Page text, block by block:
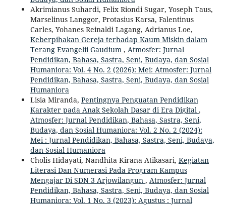
Akrimianus Suhardi, Felix Riondi Sugar, Yoseph Taus,
Marselinus Langgor, Protasius Karsa, Falentinus
Carles, Yohanes Reinaldi Lagang, Adrianus Loe,
Keberpihakan Gereja terhadap Kaum Miskin dalam
Terang Evangelii Gaudium , Atmosfer: Jurnal
Pendidikan, Bahasa, Sastra, Seni, Budaya, dan Sosial
Humaniora: Vol. 4 No. 2 (2026): Mei: Atmosfer: Jurnal
Pendidikan, Bahasa, Sastra, Seni, Budaya, dan Sosial
Humaniora
Lisia Miranda, Pentingnya Penguatan Pendidikan
Karakter pada Anak Sekolah Dasar di Era Digital ,
Atmosfer: Jurnal Pendidikan, Bahasa, Sastra, Seni,
Budaya, dan Sosial Humaniora: Vol. 2 No. 2 (2024):
Mei : Jurnal Pendidikan, Bahasa, Sastra, Seni, Budaya,
dan Sosial Humaniora
Cholis Hidayati, Nandhita Kirana Atikasari, Kegiatan
Literasi Dan Numerasi Pada Program Kampus
Mengajar Di SDN 3 Arjowilangun , Atmosfer: Jurnal
Pendidikan, Bahasa, Sastra, Seni, Budaya, dan Sosial
Humaniora: Vol. 1 No. 3 (2023): Agustus : Jurnal